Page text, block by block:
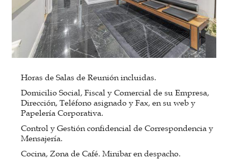
Horas de Salas de Reunión incluidas.
Domicilio Social, Fiscal y Comercial de su Empresa,
Dirección, Teléfono asignado y Fax, en su web y
Papelería Corporativa.
Control y Gestión confidencial de Correspondencia y
Mensajería.
Cocina, Zona de Café. Minibar en despacho.